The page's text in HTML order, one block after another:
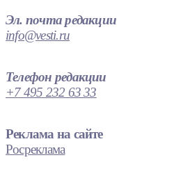
Эл. почта редакции
info@vesti.ru
Телефон редакции
+7 495 232 63 33
Реклама на сайте
Росреклама